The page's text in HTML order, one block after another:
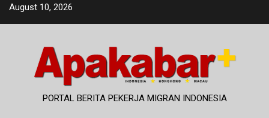
SkipAugust 10, 2026
PORTAL BERITA PEKERJA MIGRAN INDONESIA